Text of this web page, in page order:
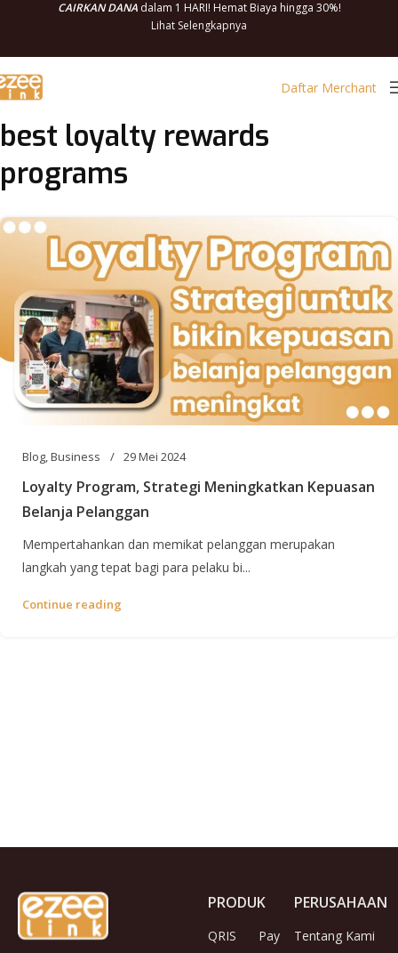
CAIRKAN DANAdalam 1 HARI! Hemat Biaya hingga 30%!
Lihat Selengkapnya
Daftar Merchant
best loyalty rewards
programs
Blog,Business 29 Mei 2024
Loyalty Program, Strategi Meningkatkan Kepuasan
Belanja Pelanggan
Mempertahankan dan memikat pelanggan merupakan
langkah yang tepat bagi para pelaku bi...
Continue reading
PRODUK
QRIS
Pay
PERUSAHAAN
Tentang Kami